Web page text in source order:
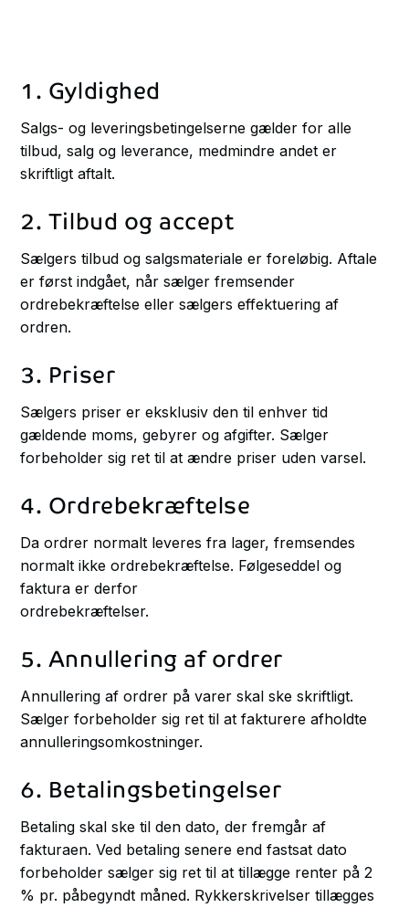
1. Gyldighed
Salgs- og leveringsbetingelserne gælder for alle
tilbud, salg og leverance, medmindre andet er
skriftligt aftalt.
2. Tilbud og accept
Sælgers tilbud og salgsmateriale er foreløbig. Aftale
er først indgået, når sælger fremsender
ordrebekræftelse eller sælgers effektuering af
ordren.
3. Priser
Sælgers priser er eksklusiv den til enhver tid
gældende moms, gebyrer og afgifter. Sælger
forbeholder sig ret til at ændre priser uden varsel.
4. Ordrebekræftelse
Da ordrer normalt leveres fra lager, fremsendes
normalt ikke ordrebekræftelse. Følgeseddel og
faktura er derfor
ordrebekræftelser.
5. Annullering af ordrer
Annullering af ordrer på varer skal ske skriftligt.
Sælger forbeholder sig ret til at fakturere afholdte
annulleringsomkostninger.
6. Betalingsbetingelser
Betaling skal ske til den dato, der fremgår af
fakturaen. Ved betaling senere end fastsat dato
forbeholder sælger sig ret til at tillægge renter på 2
% pr. påbegyndt måned. Rykkerskrivelser tillægges